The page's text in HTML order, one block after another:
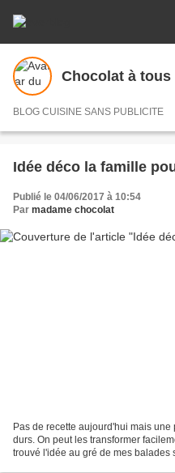
Chocolat à tous
BLOG CUISINE SANS PUBLICITE
Idée déco la famille
Publié le 04/06/2017 à 10:54
Par madame chocolat
Pas de recette aujourd'hui mais
durs. On peut les transformer
trouvé l'idée au gré de mes balades